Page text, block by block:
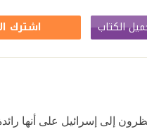
الكتاب اشترك
إلى إسرائيل على أنها